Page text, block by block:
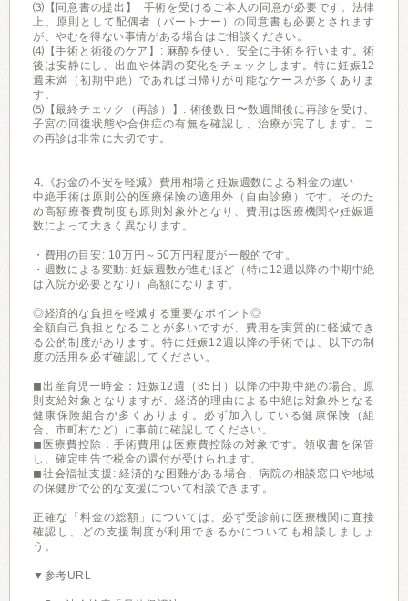
⑶【同意書の提出】: 手術を受けるご本人の同意が必要です。法律
上、原則として配偶者（パートナー）の同意書も必要とされます
が、やむを得ない事情がある場合はご相談ください。
⑷【手術と術後のケア】: 麻酔を使い、安全に手術を行います。術
後は安静にし、出血や体調の変化をチェックします。特に妊娠12
週未満（初期中絶）であれば日帰りが可能なケースが多くありま
す。
⑸【最終チェック（再診）】: 術後数日〜数週間後に再診を受け、
子宮の回復状態や合併症の有無を確認し、治療が完了します。こ
の再診は非常に大切です。
⒋《お金の不安を軽減》費用相場と妊娠週数による料金の違い
中絶手術は原則公的医療保険の適用外（自由診療）です。そのた
め高額療養費制度も原則対象外となり、費用は医療機関や妊娠週
数によって大きく異なります。
・費用の目安: 10万円～50万円程度が一般的です。
・週数による変動: 妊娠週数が進むほど（特に12週以降の中期中絶
は入院が必要となり）高額になります。
◎経済的な負担を軽減する重要なポイント◎
全額自己負担となることが多いですが、費用を実質的に軽減でき
る公的制度があります。特に妊娠12週以降の手術では、以下の制
度の活用を必ず確認してください。
◼︎出産育児一時金：妊娠12週（85日）以降の中期中絶の場合、原
則支給対象となりますが、経済的理由による中絶は対象外となる
健康保険組合が多くあります。必ず加入している健康保険（組
合、市町村など）に事前に確認してください。
◼︎医療費控除：手術費用は医療費控除の対象です。領収書を保管
し、確定申告で税金の還付が受けられます。
◼︎社会福祉支援: 経済的な困難がある場合、病院の相談窓口や地域
の保健所で公的な支援について相談できます。
正確な「料金の総額」については、必ず受診前に医療機関に直接
確認し、どの支援制度が利用できるかについても相談しましょ
う。
▼参考URL